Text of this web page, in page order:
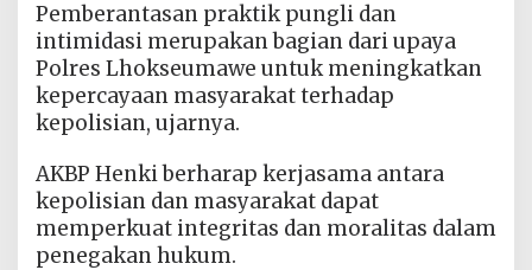
Pemberantasan praktik pungli dan
intimidasi merupakan bagian dari upaya
Polres Lhokseumawe untuk meningkatkan
kepercayaan masyarakat terhadap
kepolisian, ujarnya.
AKBP Henki berharap kerjasama antara
kepolisian dan masyarakat dapat
memperkuat integritas dan moralitas dalam
penegakan hukum.